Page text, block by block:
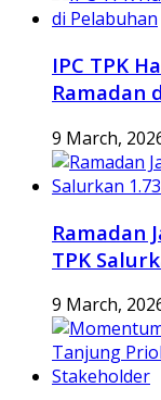
IPC TPK
Ramadan
9 March,
Ramadan
TPK
9 March,